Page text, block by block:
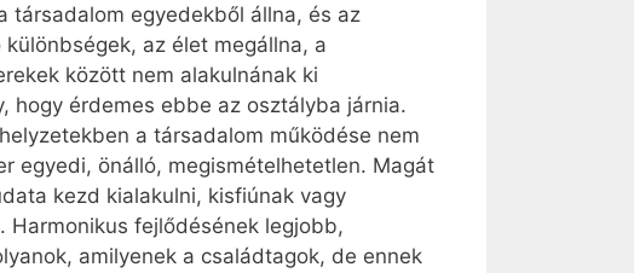
társadalom egyedekből állna, és az
az élet megállna, a
között nem alakulnának ki
hogy érdemes ebbe az osztályba járnia.
a társadalom működése nem
egyedi, önálló, megismételhetetlen. Magát
kezd kialakulni, kisfiúnak vagy
fejlődésének legjobb,
amilyenek a családtagok, de ennek